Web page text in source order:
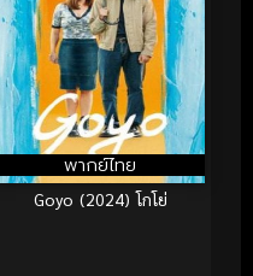
พากย์ไทย
Goyo (2024) โกโย่